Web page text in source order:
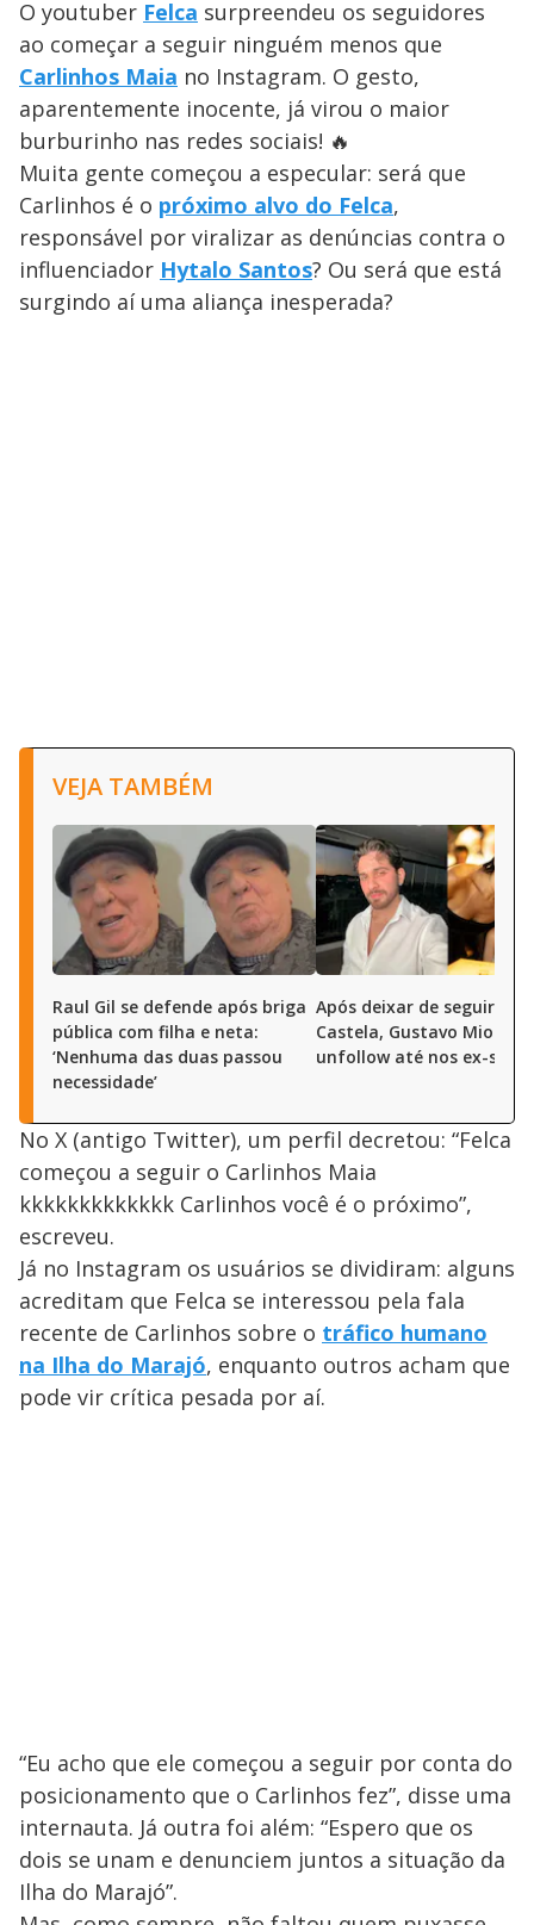
O youtuber Felca surpreendeu os seguidores
ao começar a seguir ninguém menos que
Carlinhos Maia no Instagram. O gesto,
aparentemente inocente, já virou o maior
burburinho nas redes sociais! 🔥
Muita gente começou a especular: será que
Carlinhos é o próximo alvo do Felca,
responsável por viralizar as denúncias contra o
influenciador Hytalo Santos? Ou será que está
surgindo aí uma aliança inesperada?
VEJA TAMBÉM
Raul Gil se defende após briga
pública com filha e neta:
‘Nenhuma das duas passou
necessidade’
Após deixar de seguir Ana
Castela, Gustavo Mioto
unfollow até nos ex-
No X (antigo Twitter), um perfil decretou: “Felca
começou a seguir o Carlinhos Maia
kkkkkkkkkkkkk Carlinhos você é o próximo”,
escreveu.
Já no Instagram os usuários se dividiram: alguns
acreditam que Felca se interessou pela fala
recente de Carlinhos sobre o tráfico humano
na Ilha do Marajó, enquanto outros acham que
pode vir crítica pesada por aí.
“Eu acho que ele começou a seguir por conta do
posicionamento que o Carlinhos fez”, disse uma
internauta. Já outra foi além: “Espero que os
dois se unam e denunciem juntos a situação da
Ilha do Marajó”.